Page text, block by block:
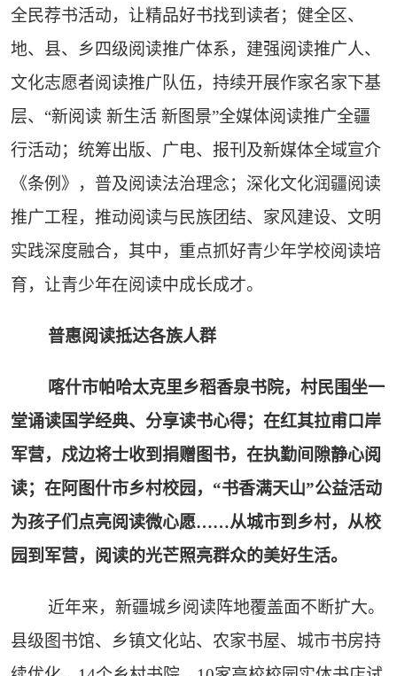
全民荐书活动，让精品好书找到读者；健全区、
地、县、乡四级阅读推广体系，建强阅读推广人、
文化志愿者阅读推广队伍，持续开展作家名家下基
层、“新阅读 新生活 新图景”全媒体阅读推广全疆
行活动；统筹出版、广电、报刊及新媒体全域宣介
《条例》，普及阅读法治理念；深化文化润疆阅读
推广工程，推动阅读与民族团结、家风建设、文明
实践深度融合，其中，重点抓好青少年学校阅读培
育，让青少年在阅读中成长成才。
普惠阅读抵达各族人群
喀什市帕哈太克里乡稻香泉书院，村民围坐一
堂诵读国学经典、分享读书心得；在红其拉甫口岸
军营，戍边将士收到捐赠图书，在执勤间隙静心阅
读；在阿图什市乡村校园，“书香满天山”公益活动
为孩子们点亮阅读微心愿……从城市到乡村，从校
园到军营，阅读的光芒照亮群众的美好生活。
近年来，新疆城乡阅读阵地覆盖面不断扩大。
县级图书馆、乡镇文化站、农家书屋、城市书房持